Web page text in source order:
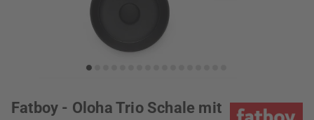
Fatboy - Oloha Trio Schale mit